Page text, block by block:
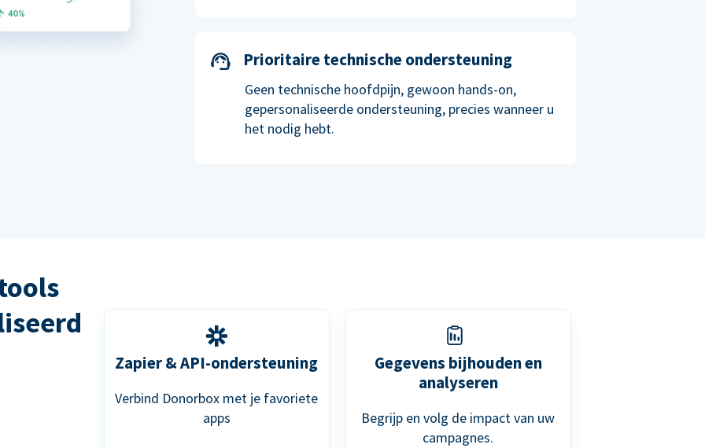
Prioritaire technische ondersteuning
Geen technische hoofdpijn, gewoon hands-on,
gepersonaliseerde ondersteuning, precies wanneer u
het nodig hebt.
Zapier & API-ondersteuning
Verbind Donorbox met je favoriete
apps
Gegevens bijhouden en
analyseren
Begrijp en volg de impact van uw
campagnes.